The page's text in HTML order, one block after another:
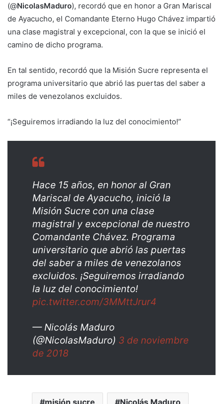
(@NicolasMaduro), recordó que en honor a Gran Mariscal
de Ayacucho, el Comandante Eterno Hugo Chávez impartió
una clase magistral y excepcional, con la que se inició el
camino de dicho programa.
En tal sentido, recordó que la Misión Sucre representa el
programa universitario que abrió las puertas del saber a
miles de venezolanos excluidos.
“¡Seguiremos irradiando la luz del conocimiento!”
Hace 15 años, en honor al Gran
Mariscal de Ayacucho, inició la
Misión Sucre con una clase
magistral y excepcional de nuestro
Comandante Chávez. Programa
universitario que abrió las puertas
del saber a miles de venezolanos
excluidos. ¡Seguiremos irradiando
la luz del conocimiento!
pic.twitter.com/3MMttJrur4
— Nicolás Maduro
(@NicolasMaduro) 3 de noviembre
de 2018
misión sucre Nicolás Maduro